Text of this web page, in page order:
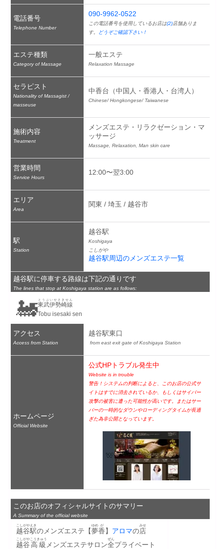
電話番号
Telephone Number
090-9962-0522
この電話番号を使用しているお店は(2)店舗ありま
す。
どうぞご確認下さい！
エステ種類
Category of Massage
一般エステ
Relaxation Massage
セラピスト
Nationality of Massagist /
masseuse
中香台（中国人・香港人・台湾人）
Chinese/ Hongkongese/ Taiwanese
施術内容
Treatment
メンズエステ・リラクゼーション・マ
ッサージ
Massage, Relaxation, Man skin care
営業時間
Service Hours
12:00〜翌3:00
エリア
Area
関東 / 埼玉 / 越谷市
駅
Station
越谷駅
Koshigaya
こしがや
越谷駅周辺のメンズエステ一覧
越谷駅に停車する路線は下記の通りです
The lines that stop at Koshigaya station are as follows:
🚂東武伊勢崎線
とうぶいせさきせん
Tobu isesaki sen
アクセス
Access from Station
越谷駅東口
from east exit gate of Koshigaya Station
ホームページ
Official Website
公式HPトラブル発生中
Website is in trouble
警告！システムの判断によると、このお店の公式サ
イトはすでに消去されているか、もしくはサイバー
攻撃の被害に遭った可能性が高いです。またはサー
バーの一時的なダウンやローディングタイムが長過
ぎた為非公開となっています。
このお店のオフィシャルサイトのサマリー
A Summary of the official website
越谷
こしがや
駅
えき
のメンズエステ【夢
ゆめ
香
が
】 アロマの店
みせ
越谷
こしがや
高級
こうきゅう
メンズエステサロン全
ぜん
プライベート